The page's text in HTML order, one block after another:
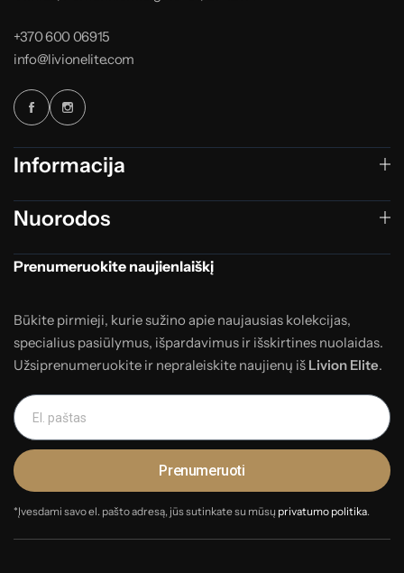
+370 600 06915
info@livionelite.com
Informacija
Nuorodos
Prenumeruokite naujienlaiškį
Būkite pirmieji, kurie sužino apie naujausias kolekcijas,
specialius pasiūlymus, išpardavimus ir išskirtines nuolaidas.
Užsiprenumeruokite ir nepraleiskite naujienų iš Livion Elite.
Prenumeruoti
*Įvesdami savo el. pašto adresą, jūs sutinkate su mūsų privatumo politika.